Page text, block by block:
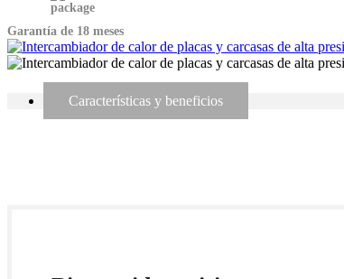
Garantía de 18 meses
Características y beneficios